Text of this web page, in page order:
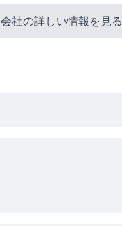
会社の詳しい情報を見る